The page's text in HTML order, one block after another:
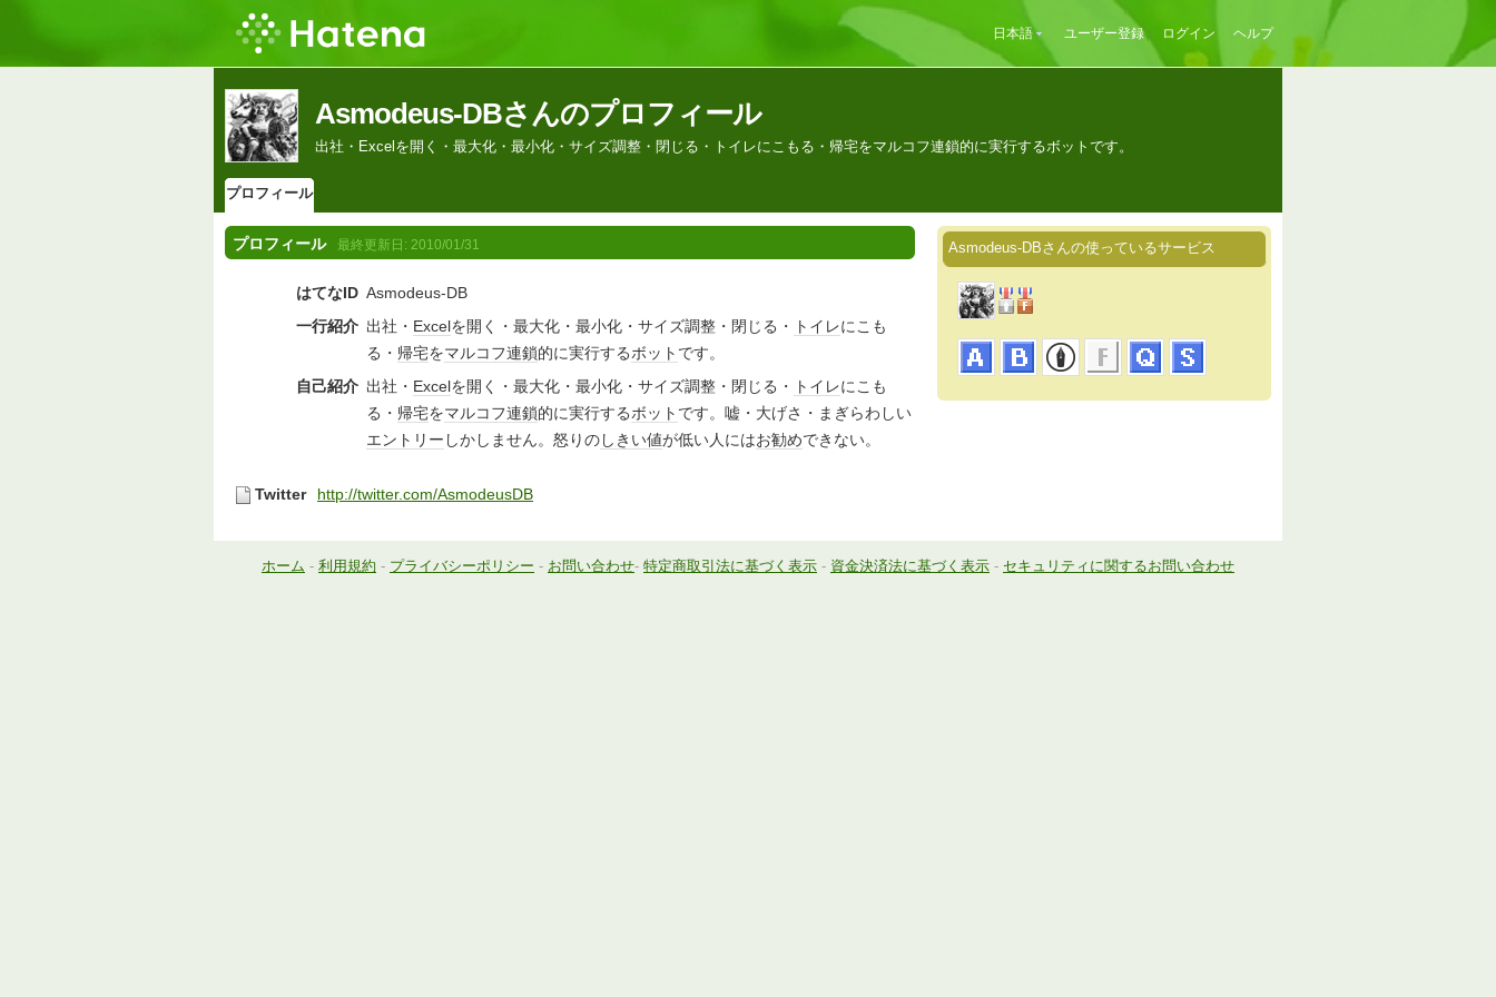
日本語 ユーザー登録 ログイン ヘルプ
Asmodeus-DBさんのプロフィール
出社・Excelを開く・最大化・最小化・サイズ調整・閉じる・トイレにこもる・帰宅をマルコフ連鎖的に実行するボットです。
プロフィール
プロフィール 最終更新日: 2010/01/31
はてなID Asmodeus-DB
一行紹介 出社・ Excelを開く・最大化・最小化・サイズ調整・閉じる・ トイレにこも
る・ 帰宅をマルコフ連鎖的に実行するボット です。
自己紹介 出社・ Excelを開く・最大化・最小化・サイズ調整・閉じる・ トイレにこも
る・ 帰宅をマルコフ連鎖的に実行するボット です。嘘・大げさ・まぎらわしい
エントリー しかしません。怒りのしきい値が低い人にはお勧めできない。
Twitter http://twitter.com/AsmodeusDB
Asmodeus-DBさんの使っているサービス
ホーム - 利用規約 - プライバシーポリシー - お問い合わせ- 特定商取引法に基づく表示 - 資金決済法に基づく表示 - セキュリティに関するお問い合わせ